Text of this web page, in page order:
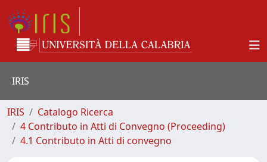
IRIS
IRIS
Catalogo Ricerca
4 Contributo in Atti di Convegno (Proceeding)
4.1 Contributo in Atti di convegno